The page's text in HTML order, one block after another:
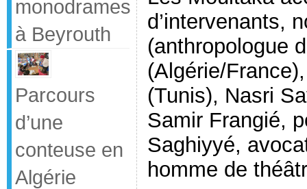
monodrames
à Beyrouth
Parcours
d’une
conteuse en
Algérie
d’intervenants,
(anthropologue
(Algérie/
(Tunis), Nasri
Samir Frangié,
Saghiyyé,
homme de